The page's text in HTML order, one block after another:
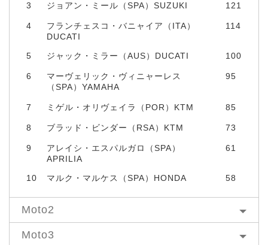
3 ジョアン・ミール（SPA）SUZUKI 121
4
フランチェスコ・バニャイア（ITA）
DUCATI
114
5 ジャック・ミラー（AUS）DUCATI 100
6
マーヴェリック・ヴィニャーレス
（SPA）YAMAHA
95
7 ミゲル・オリヴェイラ（POR）KTM 85
8 ブラッド・ビンダー（RSA）KTM 73
9
アレイシ・エスパルガロ（SPA）
APRILIA
61
10 マルク・マルケス（SPA）HONDA 58
Moto2
Moto3